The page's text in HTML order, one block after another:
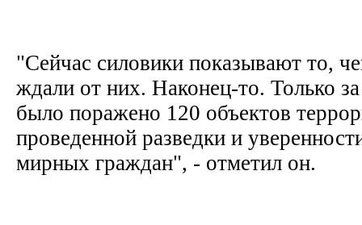
"Сейчас силовики показывают то,
ждали от них. Наконец-то. Только
было поражено 120 объектов
проведенной разведки и
мирных граждан", - отметил он.